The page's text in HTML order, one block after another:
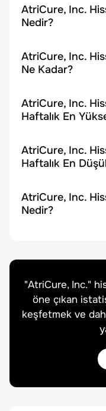
AtriCure, Inc.
Nedir?
AtriCure, Inc.
Ne Kadar?
AtriCure, Inc.
Haftalık En
AtriCure, Inc.
Haftalık En
AtriCure, Inc.
Nedir?
"AtriCure, Inc."
öne çıkan
keşfetmek ve